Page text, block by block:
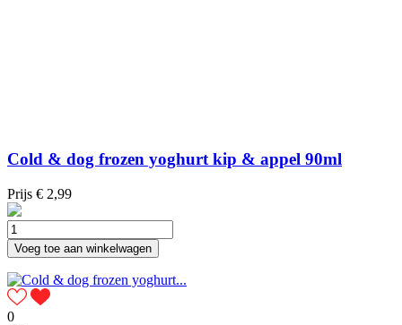
Cold & dog frozen yoghurt kip & appel 90ml
Prijs € 2,99
Voeg toe aan winkelwagen
0